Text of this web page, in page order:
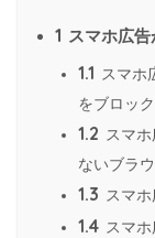
1 スマホ広
1.1 スマホ
をブロッ
1.2 スマ
ないブラ
1.3 スマ
1.4 スマ